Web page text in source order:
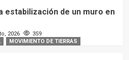
estabilización de un muro en
2026
359
MOVIMIENTO DE TIERRAS